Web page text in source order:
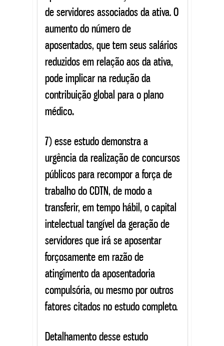
de servidores associados da ativa. O
aumento do número de
aposentados, que tem seus salários
reduzidos em relação aos da ativa,
pode implicar na redução da
contribuição global para o plano
médico.
7) esse estudo demonstra a
urgência da realização de concursos
públicos para recompor a força de
trabalho do CDTN, de modo a
transferir, em tempo hábil, o capital
intelectual tangível da geração de
servidores que irá se aposentar
forçosamente em razão de
atingimento da aposentadoria
compulsória, ou mesmo por outros
fatores citados no estudo completo.
Detalhamento desse estudo